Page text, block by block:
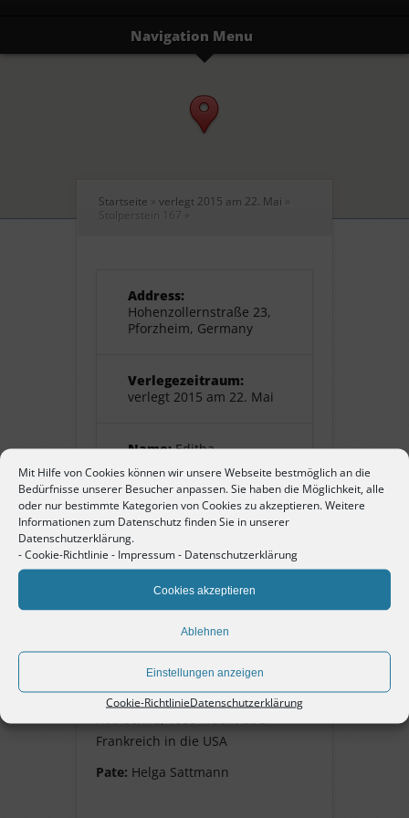
Mit Hilfe von Cookies können wir unsere Webseite bestmöglich an die
Bedürfnisse unserer Besucher anpassen. Sie haben die Möglichkeit, alle
oder nur bestimmte Kategorien von Cookies zu akzeptieren. Weitere
Informationen zum Datenschutz finden Sie in unserer
Datenschutzerklärung.
-Cookie-Richtlinie - Impressum- Datenschutzerklärung
Cookies akzeptieren
Ablehnen
Einstellungen anzeigen
Cookie-RichtlinieDatenschutzerklärung
Navigation Menu
Startseite » verlegt 2015 am 22. Mai »
Stolperstein 167 »
Address:
Hohenzollernstraße 23,
Pforzheim, Germany
Verlegezeitraum:
verlegt 2015 am 22. Mai
Name:Editha
Rothschild
Pate:Helga Sattmann
Editha Rothschild
geborene Westheimer, geb. 15.
Dezember 1899 in Hamburg, Jüdin,
Ehefrau von Martin Rothschild,
Mutter von Manfred und Evelyn
Rothschild, 1939 Flucht über
Frankreich in die USA
Pate: Helga Sattmann